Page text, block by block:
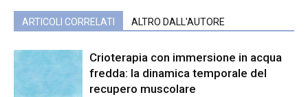
ARTICOLI CORRELATI ALTRO DALL'AUTORE
Crioterapia con immersione in acqua
fredda: la dinamica temporale del
recupero muscolare